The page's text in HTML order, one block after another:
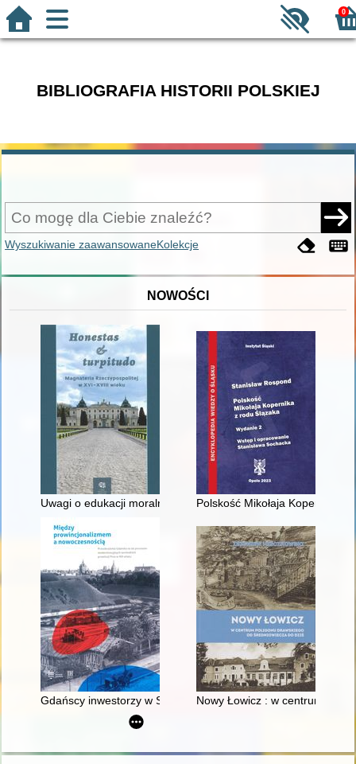
0
BIBLIOGRAFIA HISTORII POLSKIEJ
Wyszukiwanie zaawansowaneKolekcje
NOWOŚCI
Uwagi o edukacji moralnej synów szlacheckich w XVI-
Polskość Mikołaja Kopernika z
Gdańscy inwestorzy w Sopocie : prestiż finansowy i
Nowy Łowicz : w centrum